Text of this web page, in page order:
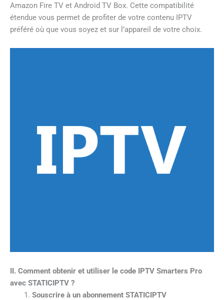
Amazon Fire TV et Android TV Box. Cette compatibilité
étendue vous permet de profiter de votre contenu IPTV
préféré où que vous soyez et sur l’appareil de votre choix.
II. Comment obtenir et utiliser le code IPTV Smarters Pro
avec STATICIPTV ?
Souscrire à un abonnement STATICIPTV